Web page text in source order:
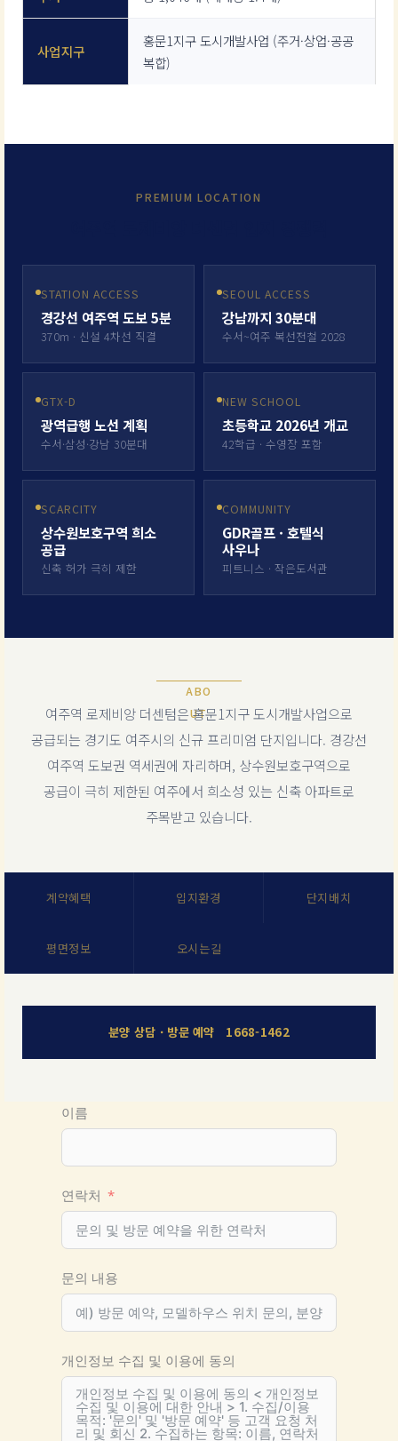
사업지구
홍문1지구 도시개발사업 (주거·상업·공공
복합)
PREMIUM LOCATION
STATION ACCESS
경강선 여주역 도보 5분
370m · 신설 4차선 직결
SEOUL ACCESS
강남까지 30분대
수서~여주 복선전철 2028
GTX-D
광역급행 노선 계획
수서·삼성·강남 30분대
NEW SCHOOL
초등학교 2026년 개교
42학급 · 수영장 포함
SCARCITY
상수원보호구역 희소
공급
신축 허가 극히 제한
COMMUNITY
GDR골프 · 호텔식
사우나
피트니스 · 작은도서관
ABO
UT
여주역 로제비앙 더센텀은 홍문1지구 도시개발사업으로
공급되는 경기도 여주시의 신규 프리미엄 단지입니다. 경강선
여주역 도보권 역세권에 자리하며, 상수원보호구역으로
공급이 극히 제한된 여주에서 희소성 있는 신축 아파트로
주목받고 있습니다.
계약혜택 입지환경 단지배치
평면정보 오시는길
분양 상담 · 방문 예약 1668-1462
이름
연락처
문의 내용
개인정보 수집 및 이용에 동의